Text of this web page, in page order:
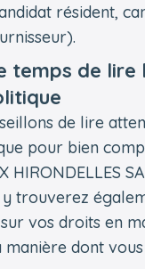
résident,
temps de lire
de lire
pour bien
HIRONDELLES
y trouverez
vos droits en
dont